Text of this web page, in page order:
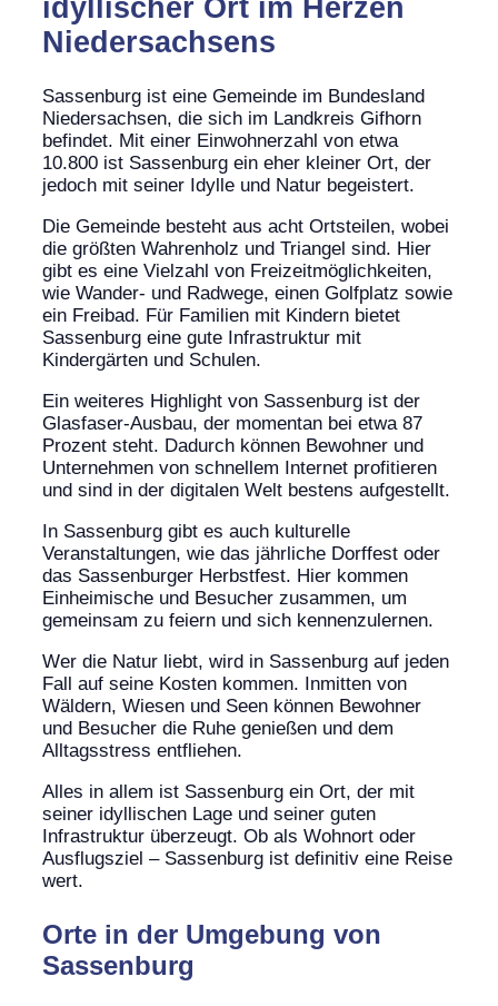
idyllischer Ort im Herzen
Niedersachsens
Sassenburg ist eine Gemeinde im Bundesland
Niedersachsen, die sich im Landkreis Gifhorn
befindet. Mit einer Einwohnerzahl von etwa
10.800 ist Sassenburg ein eher kleiner Ort, der
jedoch mit seiner Idylle und Natur begeistert.
Die Gemeinde besteht aus acht Ortsteilen, wobei
die größten Wahrenholz und Triangel sind. Hier
gibt es eine Vielzahl von Freizeitmöglichkeiten,
wie Wander- und Radwege, einen Golfplatz sowie
ein Freibad. Für Familien mit Kindern bietet
Sassenburg eine gute Infrastruktur mit
Kindergärten und Schulen.
Ein weiteres Highlight von Sassenburg ist der
Glasfaser-Ausbau, der momentan bei etwa 87
Prozent steht. Dadurch können Bewohner und
Unternehmen von schnellem Internet profitieren
und sind in der digitalen Welt bestens aufgestellt.
In Sassenburg gibt es auch kulturelle
Veranstaltungen, wie das jährliche Dorffest oder
das Sassenburger Herbstfest. Hier kommen
Einheimische und Besucher zusammen, um
gemeinsam zu feiern und sich kennenzulernen.
Wer die Natur liebt, wird in Sassenburg auf jeden
Fall auf seine Kosten kommen. Inmitten von
Wäldern, Wiesen und Seen können Bewohner
und Besucher die Ruhe genießen und dem
Alltagsstress entfliehen.
Alles in allem ist Sassenburg ein Ort, der mit
seiner idyllischen Lage und seiner guten
Infrastruktur überzeugt. Ob als Wohnort oder
Ausflugsziel – Sassenburg ist definitiv eine Reise
wert.
Orte in der Umgebung von
Sassenburg